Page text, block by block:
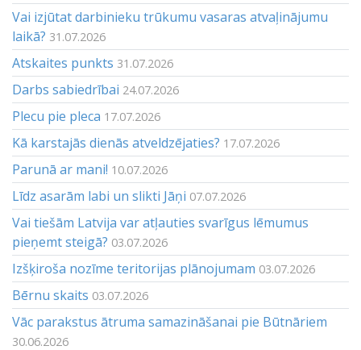
Vai izjūtat darbinieku trūkumu vasaras atvaļinājumu
laikā? 31.07.2026
Atskaites punkts 31.07.2026
Darbs sabiedrībai 24.07.2026
Plecu pie pleca 17.07.2026
Kā karstajās dienās atveldzējaties? 17.07.2026
Parunā ar mani! 10.07.2026
Līdz asarām labi un slikti Jāņi 07.07.2026
Vai tiešām Latvija var atļauties svarīgus lēmumus
pieņemt steigā? 03.07.2026
Izšķiroša nozīme teritorijas plānojumam 03.07.2026
Bērnu skaits 03.07.2026
Vāc parakstus ātruma samazināšanai pie Būtnāriem
30.06.2026